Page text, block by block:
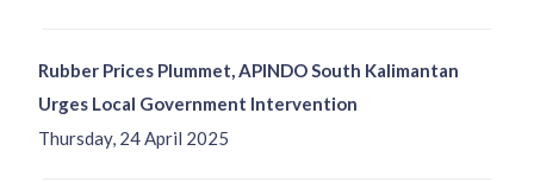
Thursday, 24 April 2025
Rubber Prices Plummet, APINDO South Kalimantan
Urges Local Government Intervention